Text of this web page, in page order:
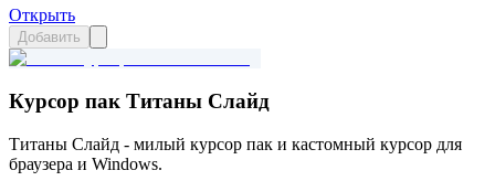
Открыть
Добавить
Курсор пак Титаны Слайд
Титаны Слайд - милый курсор пак и кастомный курсор для
браузера и Windows.